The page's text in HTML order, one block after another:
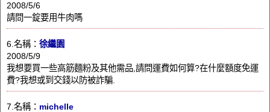
2008/5/6
請問一錠要用牛肉嗎
6.名稱： 徐繼園
2008/5/9
我想要買一些高筋麵粉及其他需品,請問運費如何算?在什麼額度免運
費?我想或到交錢以防被詐騙.
7.名稱： michelle